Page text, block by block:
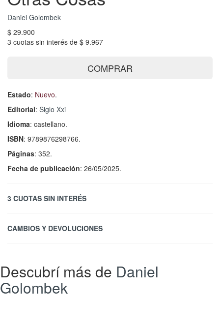
Daniel Golombek
$ 29.900
3 cuotas sin interés de $ 9.967
COMPRAR
Estado: Nuevo.
Editorial: Siglo Xxi
Idioma: castellano.
ISBN: 9789876298766.
Páginas: 352.
Fecha de publicación: 26/05/2025.
3 CUOTAS SIN INTERÉS
CAMBIOS Y DEVOLUCIONES
Descubrí más de Daniel
Golombek